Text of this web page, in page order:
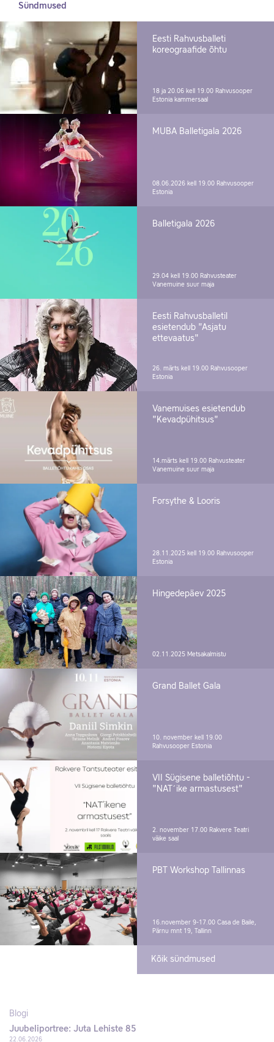
Sündmused
Eesti Rahvusballeti
koreograafide õhtu
18 ja 20.06 kell 19.00 Rahvusooper
Estonia kammersaal
MUBA Balletigala 2026
08.06.2026 kell 19.00 Rahvusooper
Estonia
Balletigala 2026
29.04 kell 19.00 Rahvusteater
Vanemuine suur maja
Eesti Rahvusballetil
esietendub "Asjatu
ettevaatus"
26. märts kell 19.00 Rahvusooper
Estonia
Vanemuises esietendub
"Kevadpühitsus"
14.märts kell 19.00 Rahvusteater
Vanemuine suur maja
Forsythe & Looris
28.11.2025 kell 19.00 Rahvusooper
Estonia
Hingedepäev 2025
02.11.2025 Metsakalmistu
Grand Ballet Gala
10. november kell 19.00
Rahvusooper Estonia
VII Sügisene balletiõhtu -
"NAT´ike armastusest"
2. november 17.00 Rakvere Teatri
väike saal
PBT Workshop Tallinnas
16.november 9-17.00 Casa de Baile,
Pärnu mnt 19, Tallinn
Kõik sündmused
Blogi
Juubeliportree: Juta Lehiste 85
22.06.2026